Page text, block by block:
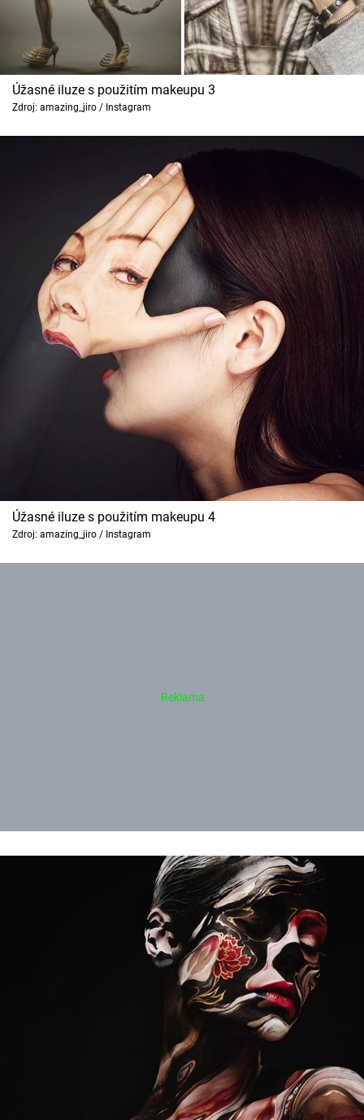
Úžasné iluze s použitím makeupu 3
Zdroj: amazing_jiro / Instagram
Úžasné iluze s použitím makeupu 4
Zdroj: amazing_jiro / Instagram